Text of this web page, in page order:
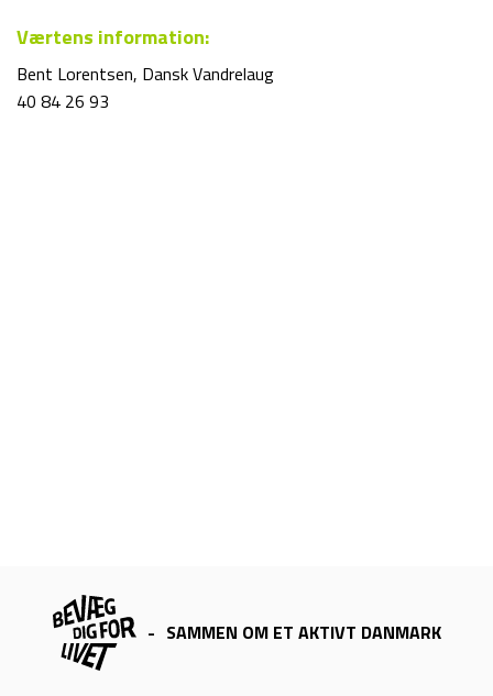
Værtens information:
Bent Lorentsen, Dansk Vandrelaug
40 84 26 93
- SAMMEN OM ET AKTIVT DANMARK